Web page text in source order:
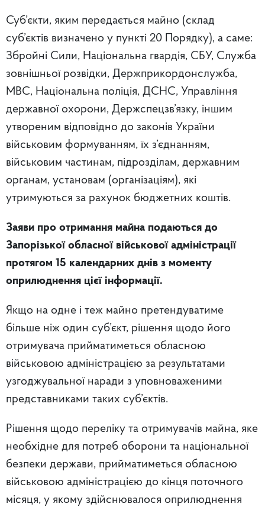
Суб’єкти, яким передається майно (склад
суб’єктів визначено у пункті 20 Порядку), а саме:
Збройні Сили, Національна гвардія, СБУ, Служба
зовнішньої розвідки, Держприкордонслужба,
МВС, Національна поліція, ДСНС, Управління
державної охорони, Держспецзв’язку, іншим
утвореним відповідно до законів України
військовим формуванням, їх з’єднанням,
військовим частинам, підрозділам, державним
органам, установам (організаціям), які
утримуються за рахунок бюджетних коштів.
Заяви про отримання майна подаються до
Запорізької обласної військової адміністрації
протягом 15 календарних днів з моменту
оприлюднення цієї інформації.
Якщо на одне і теж майно претендуватиме
більше ніж один суб’єкт, рішення щодо його
отримувача прийматиметься обласною
військовою адміністрацією за результатами
узгоджувальної наради з уповноваженими
представниками таких суб’єктів.
Рішення щодо переліку та отримувачів майна, яке
необхідне для потреб оборони та національної
безпеки держави, прийматиметься обласною
військовою адміністрацією до кінця поточного
місяця, у якому здійснювалося оприлюднення